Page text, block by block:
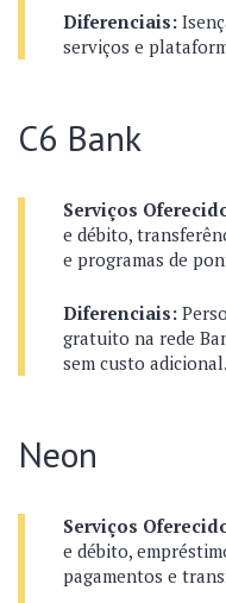
Diferenciais:
serviços e
C6 Bank
Serviços
e débito,
e programas de
Diferenciais:
gratuito na rede
sem custo adicional.
Neon
Serviços
e débito,
pagamentos e